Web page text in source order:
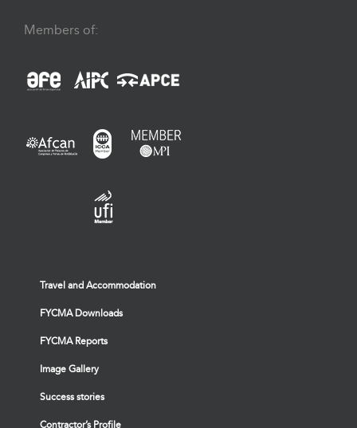
Members of:
Travel and Accommodation
FYCMA Downloads
FYCMA Reports
Image Gallery
Success stories
Contractor’s Profile